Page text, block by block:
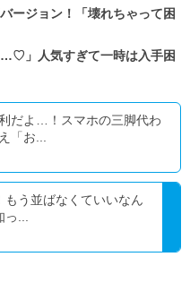
ージョン！「壊れちゃって困
…♡」人気すぎて一時は入手困
だよ…！スマホの三脚代わ
「お...
う並ばなくていいなん
...